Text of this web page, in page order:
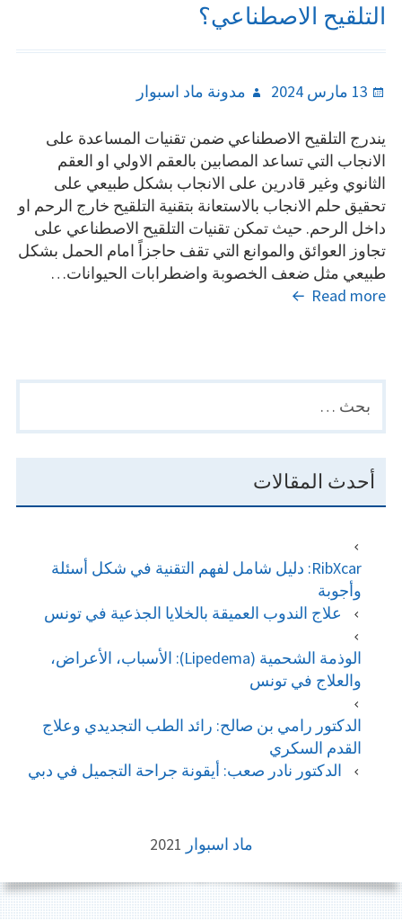
التلقيح الاصطناعي؟
Posted
13 مارس 2024 Author
مدونة ماد اسبوار
يندرج التلقيح الاصطناعي ضمن تقنيات المساعدة على
الانجاب التي تساعد المصابين بالعقم الاولي او العقم
الثانوي وغير قادرين على الانجاب بشكل طبيعي على
تحقيق حلم الانجاب بالاستعانة بتقنية التلقيح خارج الرحم او
داخل الرحم. حيث تمكن تقنيات التلقيح الاصطناعي على
تجاوز العوائق والموانع التي تقف حاجزاً امام الحمل بشكل
طبيعي مثل ضعف الخصوبة واضطرابات الحيوانات…
Read more هل
الجنين
عملية
الاصطناعي؟
SIDEBAR
البحث
عن:
أحدث المقالات
RibXcar: دليل شامل لفهم التقنية في شكل أسئلة
وأجوبة
علاج الندوب العميقة بالخلايا الجذعية في تونس
الوذمة الشحمية (Lipedema): الأسباب، الأعراض،
والعلاج في تونس
الدكتور رامي بن صالح: رائد الطب التجديدي وعلاج
القدم السكري
الدكتور نادر صعب: أيقونة جراحة التجميل في دبي
CONTENT
ماد اسبوار 2021